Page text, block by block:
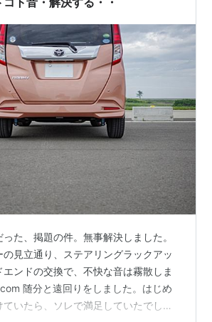
た、掲題の件。無事解決しました。
見立通り、ステアリングラックアッ
ンドの交換で、不快な音は霧散しま
随分と遠回りをしました。はじめ
いたら、ソレで満足していたでしょ